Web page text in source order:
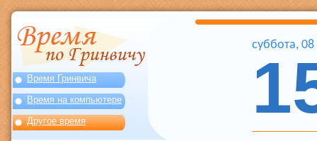
Время Гринвича
Время на компьютере
Другое время
суббота, 08